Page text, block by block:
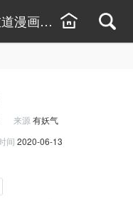
漫画在线观看
来源 有妖气
间 2020-06-13